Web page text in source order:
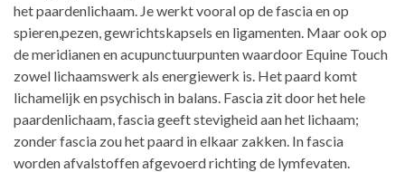
het paardenlichaam. Je werkt vooral op de fascia en op
spieren,pezen, gewrichtskapsels en ligamenten. Maar ook op
de meridianen en acupunctuurpunten waardoor Equine Touch
zowel lichaamswerk als energiewerk is. Het paard komt
lichamelijk en psychisch in balans. Fascia zit door het hele
paardenlichaam, fascia geeft stevigheid aan het lichaam;
zonder fascia zou het paard in elkaar zakken. In fascia
worden afvalstoffen afgevoerd richting de lymfevaten.